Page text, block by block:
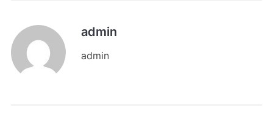
admin
admin